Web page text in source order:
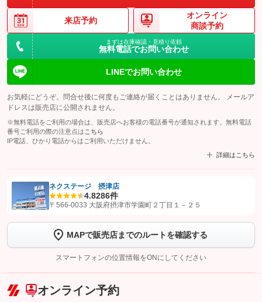
来店予約
オンライン
商談予約
まずは在庫確認・見積り依頼
無料電話でお問い合わせ
LINEでお問い合わせ
お気軽にどうぞ。問合せ後に何度もご連絡が届くことはありません。 メールア
ドレスは販売店に公開されません。
※無料電話をご利用の場合は、販売店へお客様の電話番号が通知されます。無料電話
番号ご利用の際の注意点は こちら
IP電話、ひかり電話からはご利用いただけません。
詳細はこちら
【STEP1】認証画面でグーネットを友だち追加してから「許可する」ボタンを押
トーク画面で
ボタンをタップして問い合わせを
完了してください。
こちら
ネクステージ 摂津店
4.8286件
〒566-0033 大阪府摂津市学園町２丁目１－２５
MAPで販売店までのルートを確認する
スマートフォンの位置情報をONにしてください
オンライン予約